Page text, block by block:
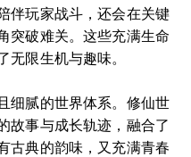
伴玩家战斗，还会在关键
突破难关。这些充满生命
无限生机与趣味。
细腻的世界体系。修仙世
故事与成长轨迹，融合了
古典的韵味，又充满青春